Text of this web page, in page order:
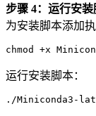
步骤 4：运行安装
为安装脚本添加执
chmod +x
运行安装脚本：
./Miniconda3-